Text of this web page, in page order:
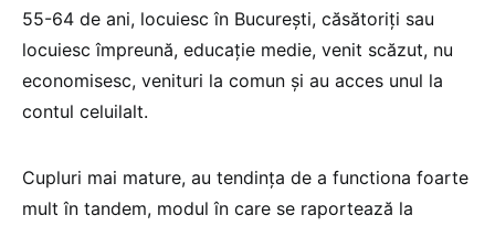
55-64 de ani, locuiesc în București, căsătoriți sau
locuiesc împreună, educație medie, venit scăzut, nu
economisesc, venituri la comun și au acces unul la
contul celuilalt.
Cupluri mai mature, au tendința de a functiona foarte
mult în tandem, modul în care se raportează la